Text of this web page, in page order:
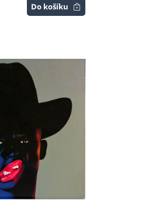
Do košíku